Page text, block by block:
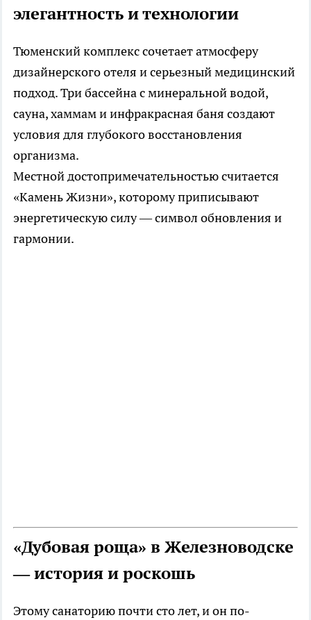
элегантность и технологии
Тюменский комплекс сочетает атмосферу
дизайнерского отеля и серьезный медицинский
подход. Три бассейна с минеральной водой,
сауна, хаммам и инфракрасная баня создают
условия для глубокого восстановления
организма.
Местной достопримечательностью считается
«Камень Жизни», которому приписывают
энергетическую силу — символ обновления и
гармонии.
«Дубовая роща» в Железноводске
— история и роскошь
Этому санаторию почти сто лет, и он по-